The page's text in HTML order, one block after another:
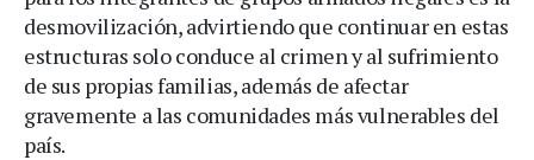
desmovilización, advirtiendo que continuar en estas
estructuras solo conduce al crimen y al sufrimiento
de sus propias familias, además de afectar
gravemente a las comunidades más vulnerables del
país.